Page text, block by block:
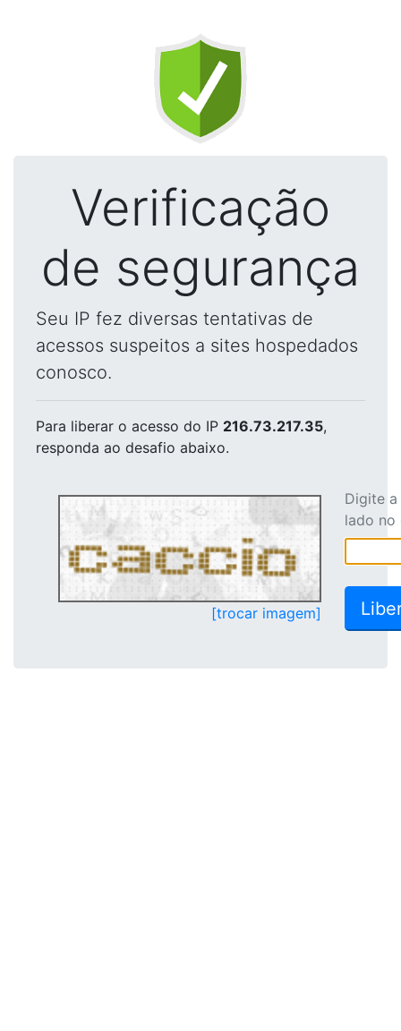
Verificação
de segurança
Seu IP fez diversas tentativas de
acessos suspeitos a sites hospedados
conosco.
Para liberar o acesso do IP 216.73.217.35,
responda ao desafio abaixo.
[trocar imagem]
Digite
lado no